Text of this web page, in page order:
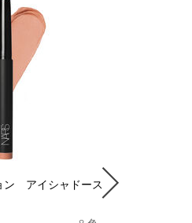
ン アイシャドース